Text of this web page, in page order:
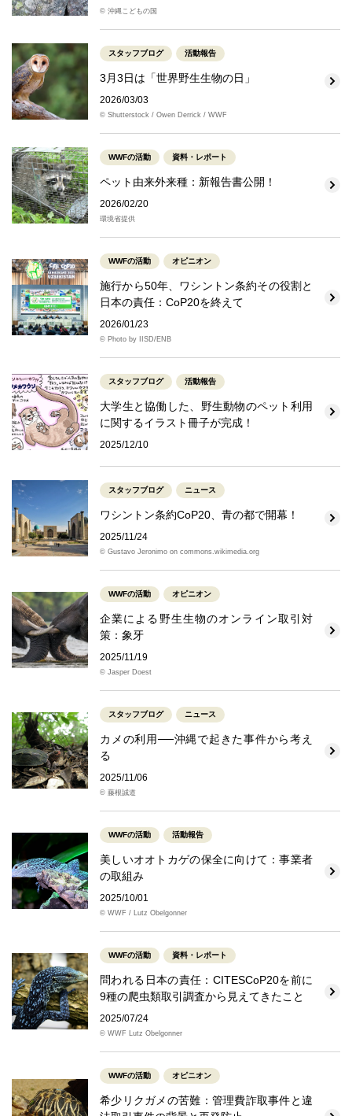
© 沖縄こどもの国
スタッフブログ 活動報告
3月3日は「世界野生生物の日」
2026/03/03
© Shutterstock / Owen Derrick / WWF
WWFの活動 資料・レポート
ペット由来外来種：新報告書公開！
2026/02/20
環境省提供
WWFの活動 オピニオン
施行から50年、ワシントン条約その役割と
日本の責任：CoP20を終えて
2026/01/23
© Photo by IISD/ENB
スタッフブログ 活動報告
大学生と協働した、野生動物のペット利用
に関するイラスト冊子が完成！
2025/12/10
スタッフブログ ニュース
ワシントン条約CoP20、青の都で開幕！
2025/11/24
© Gustavo Jeronimo on commons.wikimedia.org
WWFの活動 オピニオン
企業による野生生物のオンライン取引対
策：象牙
2025/11/19
© Jasper Doest
スタッフブログ ニュース
カメの利用──沖縄で起きた事件から考え
る
2025/11/06
© 藤根誠道
WWFの活動 活動報告
美しいオオトカゲの保全に向けて：事業者
の取組み
2025/10/01
© WWF / Lutz Obelgonner
WWFの活動 資料・レポート
問われる日本の責任：CITESCoP20を前に
9種の爬虫類取引調査から見えてきたこと
2025/07/24
© WWF Lutz Obelgonner
WWFの活動 オピニオン
希少リクガメの苦難：管理費詐取事件と違